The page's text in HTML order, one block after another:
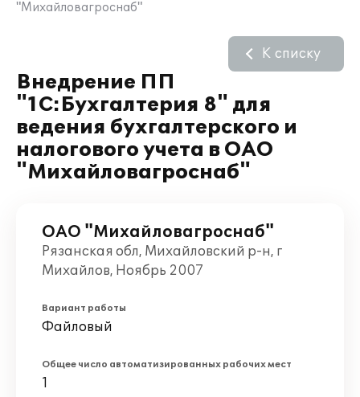
"Михайловагроснаб"
Внедрение ПП
"1С:Бухгалтерия 8" для
ведения бухгалтерского и
налогового учета в ОАО
"Михайловагроснаб"
К списку
ОАО "Михайловагроснаб"
Рязанская обл, Михайловский р-н, г
Михайлов, Ноябрь 2007
Вариант работы
Файловый
Общее число автоматизированных рабочих мест
1